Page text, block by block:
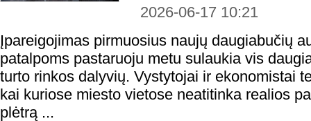
2026-06-17 10:21
Įpareigojimas pirmuosius naujų daugiabučių
patalpoms pastaruoju metu sulaukia vis
turto rinkos dalyvių. Vystytojai ir ekonomistai
kai kuriose miesto vietose neatitinka realios
plėtrą ...